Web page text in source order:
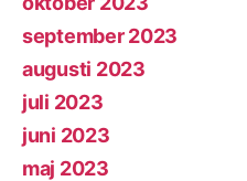
september 2023
augusti 2023
juli 2023
juni 2023
maj 2023